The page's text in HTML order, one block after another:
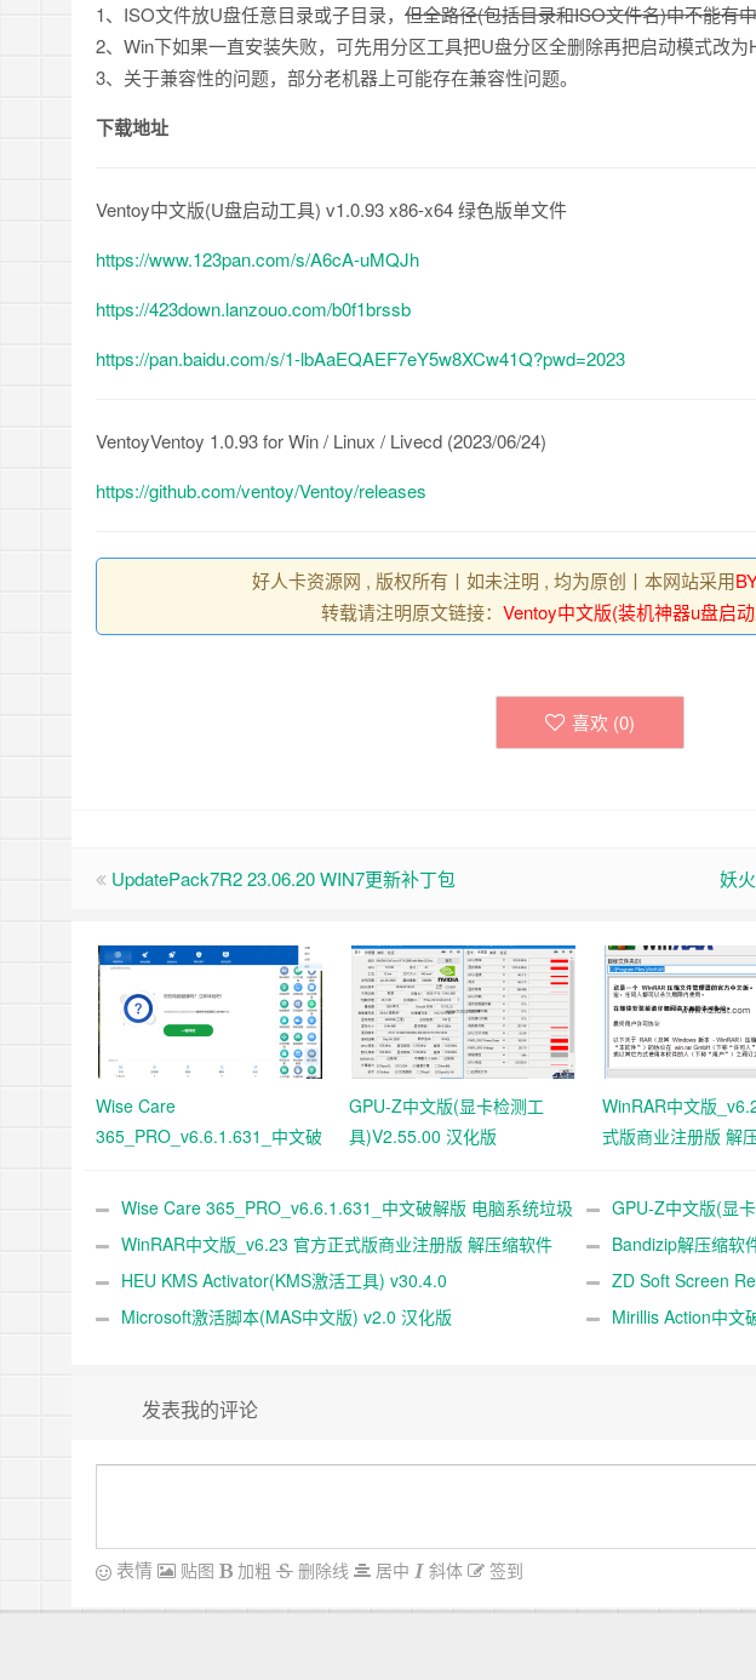
1、ISO文件放U盘任意目录或子目录， 但全路径(包括目录和ISO文件名)中不能有
2、Win下如果一直安装失败，可先用分区工具把U盘分区全删除再把启动模式改为
3、关于兼容性的问题，部分老机器上可能存在兼容性问题。
下载地址
Ventoy中文版(U盘启动工具) v1.0.93 x86-x64 绿色版单文件
https://www.123pan.com/s/A6cA-uMQJh
https://423down.lanzouo.com/b0f1brssb
https://pan.baidu.com/s/1-lbAaEQAEF7eY5w8XCw41Q?pwd=2023
VentoyVentoy 1.0.93 for Win / Linux / Livecd (2023/06/24)
https://github.com/ventoy/Ventoy/releases
好人卡资源网 , 版权所有丨如未注明 , 均为原创丨本网站采用
转载请注明原文链接： Ventoy中文版(装机神器u盘启
喜欢 (0)
UpdatePack7R2 23.06.20 WIN7更新补丁包 妖
Wise Care
365_PRO_v6.6.1.631_中文破
GPU-Z中文版(显卡检测工
具)V2.55.00 汉化版
WinRAR中文版
式版商业注册版 解
Wise Care 365_PRO_v6.6.1.631_中文破解版 电脑系统垃圾
清理软件
GPU-Z中文版(显
WinRAR中文版_v6.23 官方正式版商业注册版 解压缩软件
Bandizip解压缩软
HEU KMS Activator(KMS激活工具) v30.4.0
ZD Soft Screen
Microsoft激活脚本(MAS中文版) v2.0 汉化版
Mirillis Action中文
发表我的评论
表情 贴图 加粗 删除线 居中 斜体 签到